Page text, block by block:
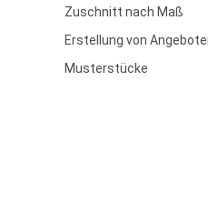
Zuschnitt nach Maß
Erstellung von
Musterstücke